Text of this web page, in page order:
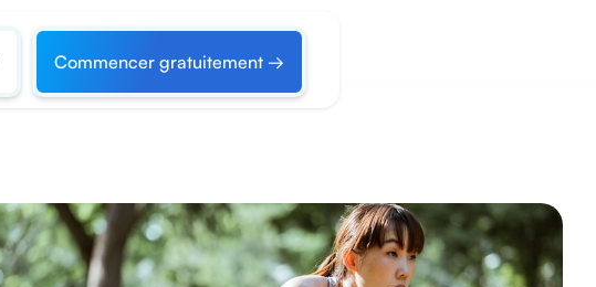
Commencer gratuitement →